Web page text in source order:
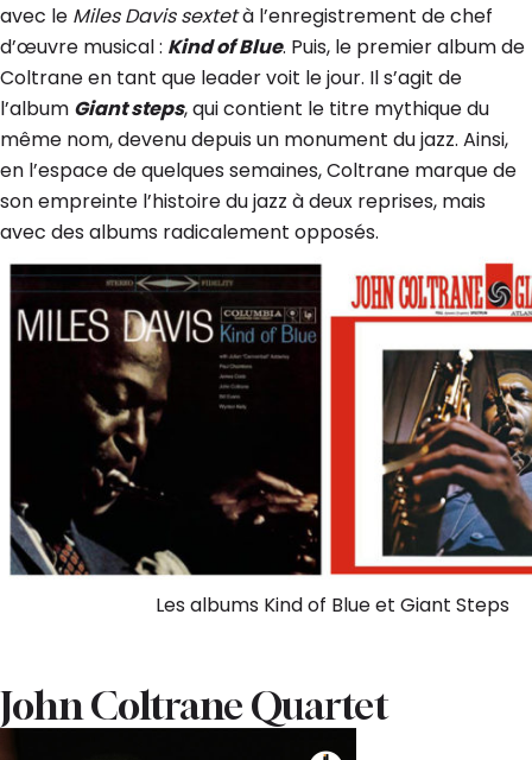
avec le Miles Davis sextetà l’enregistrement de chef
d’œuvre musical : Kind of Blue. Puis, le premier album de
Coltrane en tant que leader voit le jour. Il s’agit de
l’album Giant steps, qui contient le titre mythique du
même nom, devenu depuis un monument du jazz. Ainsi,
en l’espace de quelques semaines, Coltrane marque de
son empreinte l’histoire du jazz à deux reprises, mais
avec des albums radicalement opposés.
Les albums Kind of Blue et Giant Steps
John Coltrane Quartet